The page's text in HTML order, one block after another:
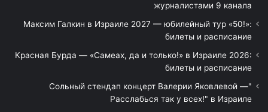
журналистами 9 канала
Максим Галкин в Израиле 2027 — юбилейный тур «50!»:
билеты и расписание
Красная Бурда — «Самеах, да и только!» в Израиле 2026:
билеты и расписание
"Сольный стендап концерт Валерии Яковлевой —
Расслабься так у всех!" в Израиле